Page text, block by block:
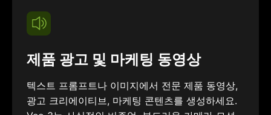
제품 광고 및 마케팅 동영상
텍스트 프롬프트나 이미지에서 전문 제품 동영상,
광고 크리에이티브, 마케팅 콘텐츠를 생성하세요.